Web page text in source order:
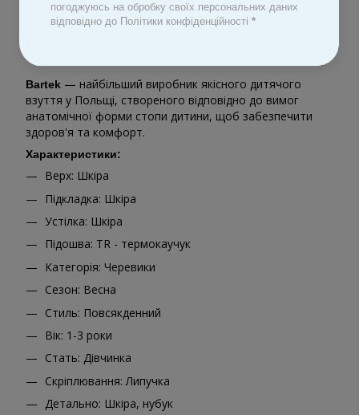
Bartek — найбільший виробник якісного дитячого
взуття у Польщі, створеного відповідно до вимог
анатомічної форми стопи дитини, щоб забезпечити
здоров'я та комфорт.
Характеристики:
Верх: Шкіра
Підкладка: Шкіра
Устілка: Шкіра
Підошва: TR - термокаучук
Категорія: Черевики
Сезон: Весна
Стиль: Повсякденний
Вік: 1-3 роки
Стать: Дівчинка
Скріплювання: Липучка
Детально: Шкіра, нубук
погоджуюсь на обробку своїх персональних даних
відповідно до Політики конфіденційності *